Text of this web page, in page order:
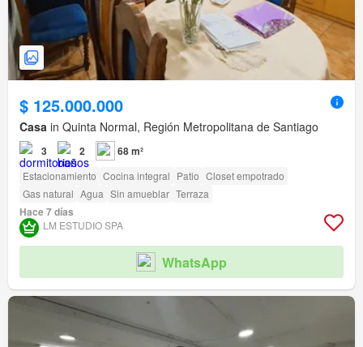
$ 125.000.000
Casa in Quinta Normal, Región Metropolitana de Santiago
3 2 68 m²
Estacionamiento Cocina integral Patio Closet empotrado
Gas natural Agua Sin amueblar Terraza
Hace 7 días
LM ESTUDIO SPA
WhatsApp